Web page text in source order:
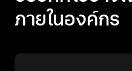
ภายในองค์กร